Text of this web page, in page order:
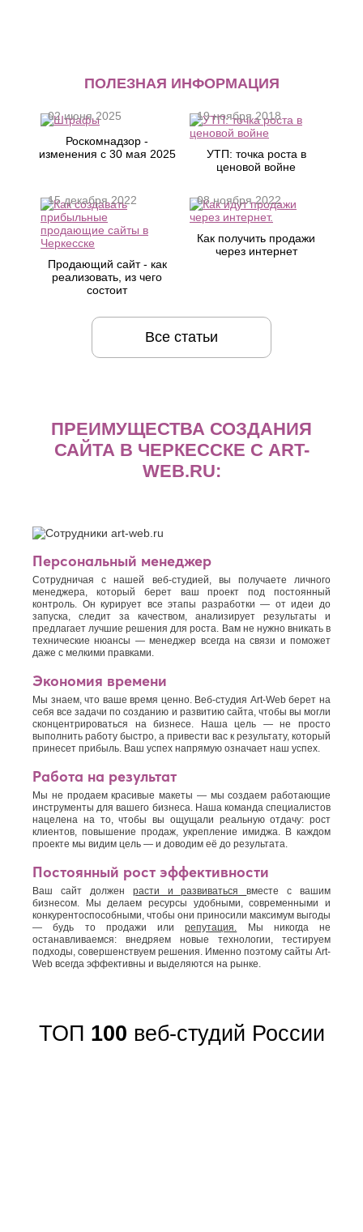
ПОЛЕЗНАЯ ИНФОРМАЦИЯ
Роскомнадзор -
изменения с 30 мая 2025
02 июня 2025
УТП: точка роста в
ценовой войне
19 ноября 2018
Продающий сайт - как
реализовать, из чего
состоит
15 декабря 2022
Как получить продажи
через интернет
08 ноября 2022
Все статьи
ПРЕИМУЩЕСТВА СОЗДАНИЯ
САЙТА В ЧЕРКЕССКЕ С ART-
WEB.RU:
Персональный менеджер
Сотрудничая с нашей веб-студией, вы получаете личного
менеджера, который берет ваш проект под постоянный
контроль. Он курирует все этапы разработки — от идеи до
запуска, следит за качеством, анализирует результаты и
предлагает лучшие решения для роста. Вам не нужно вникать в
технические нюансы — менеджер всегда на связи и поможет
даже с мелкими правками.
Экономия времени
Мы знаем, что ваше время ценно. Веб-студия Art-Web берет на
себя все задачи по созданию и развитию сайта, чтобы вы могли
сконцентрироваться на бизнесе. Наша цель — не просто
выполнить работу быстро, а привести вас к результату, который
принесет прибыль. Ваш успех напрямую означает наш успех.
Работа на результат
Мы не продаем красивые макеты — мы создаем работающие
инструменты для вашего бизнеса. Наша команда специалистов
нацелена на то, чтобы вы ощущали реальную отдачу: рост
клиентов, повышение продаж, укрепление имиджа. В каждом
проекте мы видим цель — и доводим её до результата.
Постоянный рост эффективности
Ваш сайт должен расти и развиватьсявместе с вашим
бизнесом. Мы делаем ресурсы удобными, современными и
конкурентоспособными, чтобы они приносили максимум выгоды
— будь то продажи илирепутация. Мы никогда не
останавливаемся: внедряем новые технологии, тестируем
подходы, совершенствуем решения. Именно поэтому сайты Art-
Web всегда эффективны и выделяются на рынке.
ТОП 100 веб-студий России